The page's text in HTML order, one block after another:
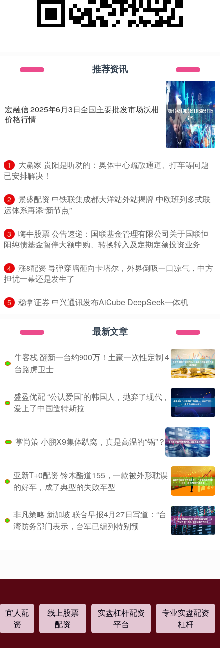
推荐资讯
宏融信 2025年6月3日全国主要批发市场沃柑
价格行情
1
​大赢家 贵阳是听劝的：奥体中心疏散通道、打车等问题
已安排解决！
2
​景盛配资 中铁联集成都大洋站外站揭牌 中欧班列多式联
运体系再添“新节点”
3
​嗨牛股票 公告速递：国联基金管理有限公司关于国联恒
阳纯债基金暂停大额申购、转换转入及定期定额投资业务
4
​涨8配资 导弹穿墙砸向卡塔尔，外界倒吸一口凉气，中方
担忧一幕还是发生了
5 ​稳拿证券 中兴通讯发布AiCube DeepSeek一体机
最新文章
牛客栈 翻新一台约900万！土豪一次性定制 4
台路虎卫士
盛盈优配 “公认爱国”的韩国人，抛弃了现代，
爱上了中国造特斯拉
掌尚策 小鹏X9集体趴窝，真是高温的“锅”？
亚新T+0配资 铃木酷道155，一款被外形耽误
的好车，成了典型的失败车型
非凡策略 新加坡 联合早报4月27日写道：“台
湾防务部门表示，台军已编列特别预
宜人配
资
线上股票
配资
实盘杠杆配资
平台
专业实盘配资
杠杆